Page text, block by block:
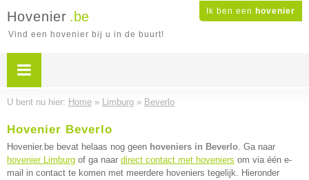
Ik ben een hovenier
Hovenier .be
Vind een hovenier bij u in de buurt!
U bent nu hier: Home » Limburg » Beverlo
Hovenier Beverlo
Hovenier.be bevat helaas nog geen hoveniers in Beverlo. Ga naar
hovenier Limburg of ga naar direct contact met hoveniers om via één e-
mail in contact te komen met meerdere hoveniers tegelijk. Hieronder